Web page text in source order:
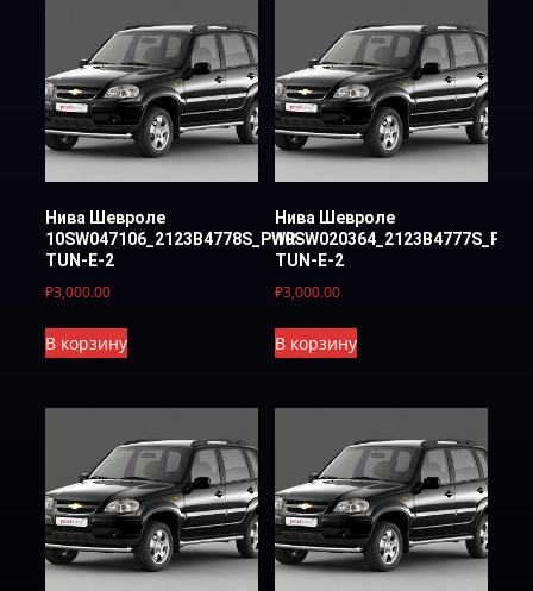
Нива Шевроле
10SW047106_2123B4778S_PWR-
TUN-Е-2
₽3,000.00
В корзину
Нива Шевроле
10SW020364_2123B4777S_PWR-
TUN-Е-2
₽3,000.00
В корзину